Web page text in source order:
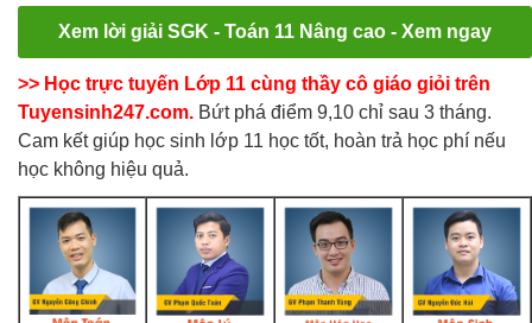
Xem lời giải SGK - Toán 11 Nâng cao - Xem ngay
>> Học trực tuyến Lớp 11 cùng thầy cô giáo giỏi trên
Tuyensinh247.com. Bứt phá điểm 9,10 chỉ sau 3 tháng.
Cam kết giúp học sinh lớp 11 học tốt, hoàn trả học phí nếu
học không hiệu quả.